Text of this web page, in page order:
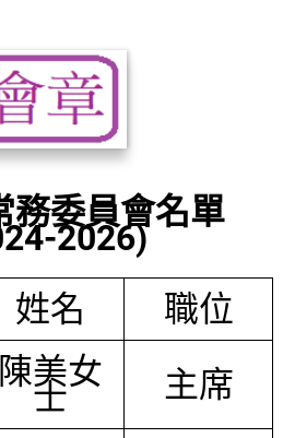
務委員會名單
2026)
姓名
職位
陳美女
士 主席